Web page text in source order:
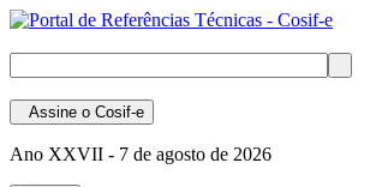
Assine o Cosif-e
Ano XXVII - 7 de agosto de 2026